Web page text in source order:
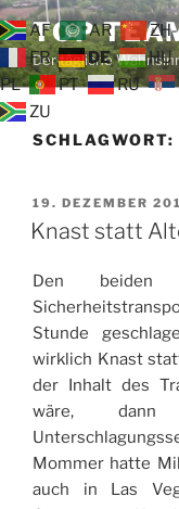
Zum
Inhalt
springen
TOP
Der tägliche
SCHLAGWORT:
VERÖFFENTLICHT
AM
19. DEZEMBER
Knast statt
Den
Stunde
wirklich Knast
der Inhalt des
wäre, dann
Mommer hatte
auch in Las
AF AR
FR
DE HU
PL
PT RU
ZU